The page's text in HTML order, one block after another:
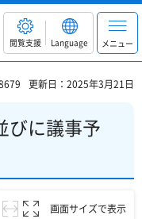
閲覧支援 Language メニュー
更新日：2025年3月21日
びに議事予
画面サイズで表示